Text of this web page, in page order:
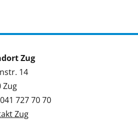
Zug
14
Zug
727 70 70
Zug